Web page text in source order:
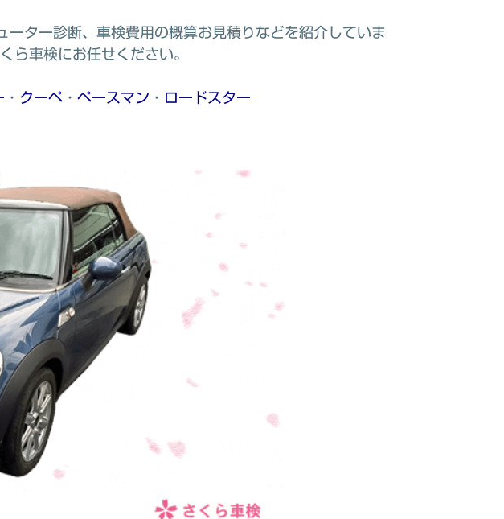
ター診断、車検費用の概算お見積りなどを紹介していま
ら車検にお任せください。
・ クーペ ・ ペースマン ・ ロードスター